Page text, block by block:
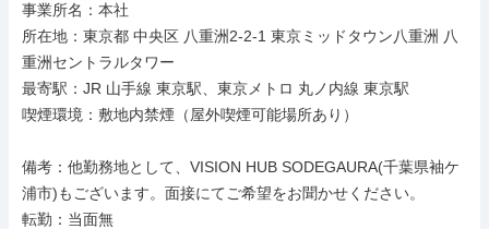
事業所名：本社
所在地：東京都 中央区 八重洲2-2-1 東京ミッドタウン八重洲 八
重洲セントラルタワー
最寄駅：JR 山手線 東京駅、東京メトロ 丸ノ内線 東京駅
喫煙環境：敷地内禁煙（屋外喫煙可能場所あり）
備考：他勤務地として、VISION HUB SODEGAURA(千葉県袖ケ
浦市)もございます。面接にてご希望をお聞かせください。
転勤：当面無